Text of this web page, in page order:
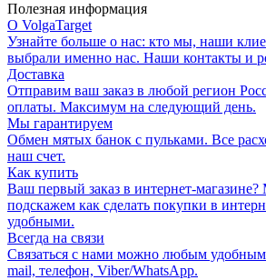
Полезная информация
О VolgaTarget
Узнайте больше о нас: кто мы, наши
выбрали именно нас. Наши контакты и
Доставка
Отправим ваш заказ в любой регион
оплаты. Максимум на следующий день.
Мы гарантируем
Обмен мятых банок с пульками. Все
наш счет.
Как купить
Ваш первый заказ в интернет-
подскажем как сделать покупки в
удобными.
Всегда на связи
Связаться с нами можно любым удобным
mail, телефон, Viber/WhatsApp.